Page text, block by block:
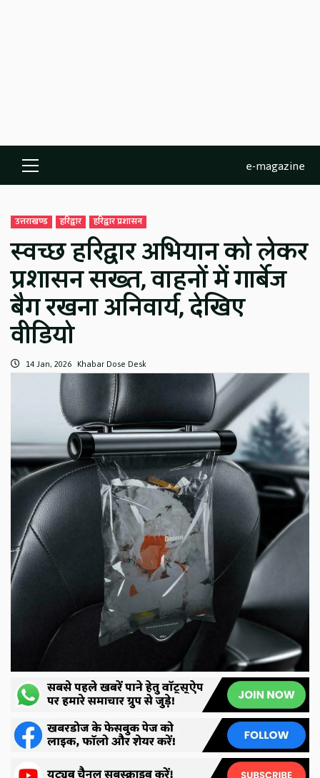
Primary
Menu
e-magazine
उत्तराखण्ड हरिद्वार हरिद्वार प्रशासन
स्वच्छ हरिद्वार अभियान को लेकर
प्रशासन सख्त, वाहनों में गार्बेज
बैग रखना अनिवार्य, देखिए
वीडियो
14 Jan, 2026 Khabar Dose Desk